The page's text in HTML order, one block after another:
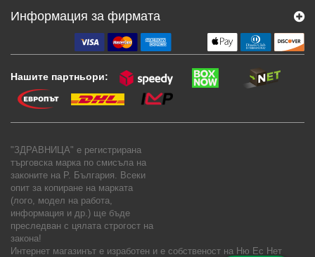
Информация за фирмата
Нашите партньори:
"ЗДРАВНИЦА" е регистрирана
търговска марка по смисъла на
законите на Р. България. Всеки
опит за копиране на марката
(лого, модел на работа,
информация и др.) ще бъде
преследван с цялата строгост на
закона!
Интернет магазинът е изработен и е собственост на Ню Ес Нет